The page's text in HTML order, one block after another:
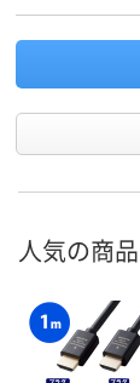
人気の商品